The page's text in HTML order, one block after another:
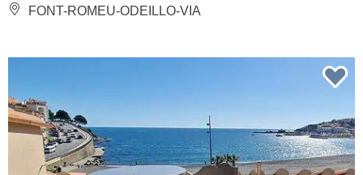
FONT-ROMEU-ODEILLO-VIA